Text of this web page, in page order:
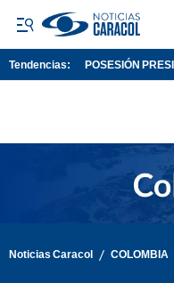
Tendencias: POSESIÓN
Noticias Caracol / COLOMBIA